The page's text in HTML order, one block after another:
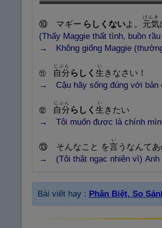
⑩ マギー らしくないよ。 元気
Nghĩa: Không khí, khí chất; khí
げんき
(Thấy Maggie thất tình, buồn
→
Không giống Maggie
⑪ 自分
lượng từ đếm thời gian
じぶん
らしく 生
い
きなさい！
→ Cậu hãy sống đúng với
⑫ 自分
lượng từ đếm thời gian
じぶん
らしく 生
い
きたい
→ Tôi muốn được là chính
⑬ そんなこと を言
い
うなんてあ
→ (Tôi thật ngạc nhiên vì) Anh
Bài viết hay : Phân Biệt, So